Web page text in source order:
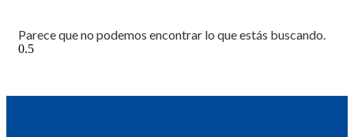
Parece que no podemos encontrar lo que estás buscando.